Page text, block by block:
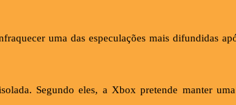
uma das especulações mais difundidas
Segundo eles, a Xbox pretende manter